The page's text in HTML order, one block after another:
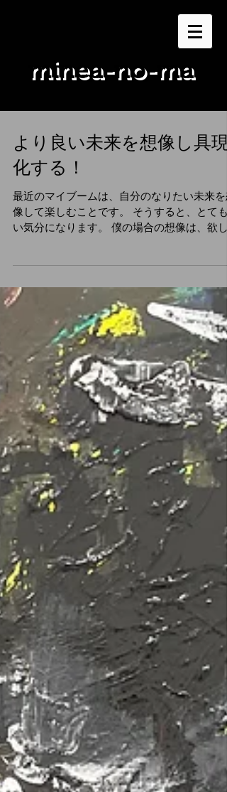
minea-no-ma
より良い未来を想像し具現
化する！
最近のマイブームは、自分のなりたい未来を
像して楽しむことです。 そうすると、とても
い気分になります。 僕の場合の想像は、欲し
す。...